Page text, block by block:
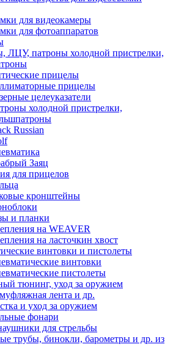
для видеокамеры
для фотоаппаратов
ЛЦУ, патроны холодной пристрелки,
прицелы
прицелы
целеуказатели
холодной пристрелки,
Russian
Заяц
для прицелов
кронштейны
и планки
на WEAVER
на ласточкин хвост
винтовки и пистолеты
винтовки
пистолеты
тюнинг, уход за оружием
лента и др.
и уход за оружием
фонари
для стрельбы
трубы, бинокли, барометры и др. из